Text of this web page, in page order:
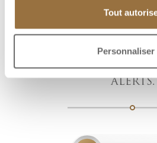
Tout
Personnaliser
SAVE YOUR
TO RECEIVE
ALERTS.